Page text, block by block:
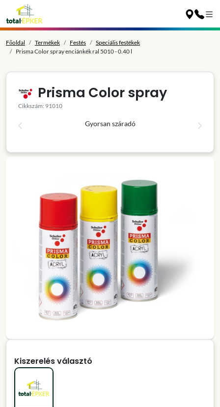
Főoldal Termékek Festés
Speciális festékek
Prisma Color spray enciánkék ral 5010 - 0.40 l
Prisma Color spray
Cikkszám: 91010
Gyorsan száradó
Kiszerelés választó